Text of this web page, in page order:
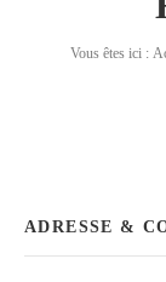
Catégorie
Vous êtes ici :
ADRESSE &